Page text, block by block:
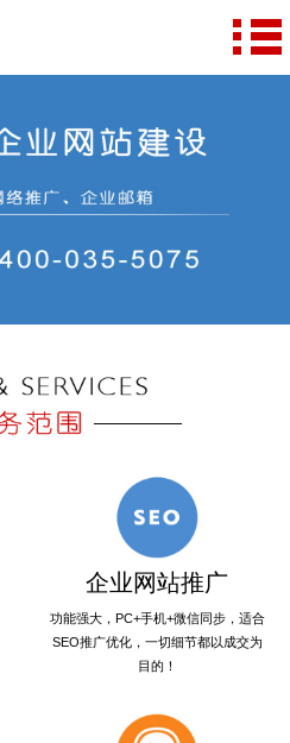
企业网站推广
功能强大，PC+手机+微信同步，适合
SEO推广优化，一切细节都以成交为
目的！